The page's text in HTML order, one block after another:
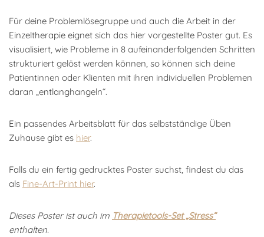
Für deine Problemlösegruppe und auch die Arbeit in der
Einzeltherapie eignet sich das hier vorgestellte Poster gut. Es
visualisiert, wie Probleme in 8 aufeinanderfolgenden Schritten
strukturiert gelöst werden können, so können sich deine
Patientinnen oder Klienten mit ihren individuellen Problemen
daran „entlanghangeln“.
Ein passendes Arbeitsblatt für das selbstständige Üben
Zuhause gibt es hier.
Falls du ein fertig gedrucktes Poster suchst, findest du das
als Fine-Art-Print hier.
Dieses Poster ist auch im Therapietools-Set „Stress“
enthalten.